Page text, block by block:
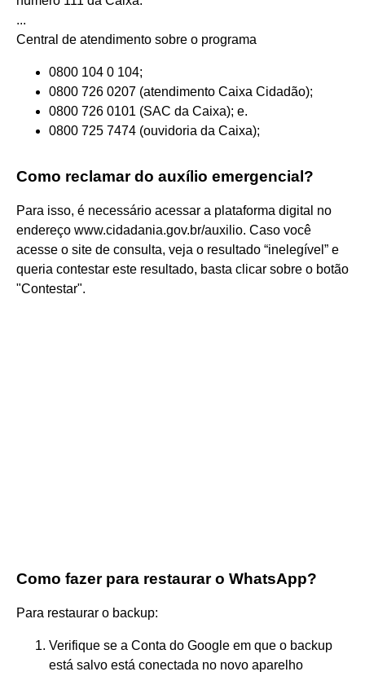
...
Central de atendimento sobre o programa
0800 104 0 104;
0800 726 0207 (atendimento Caixa Cidadão);
0800 726 0101 (SAC da Caixa); e.
0800 725 7474 (ouvidoria da Caixa);
Como reclamar do auxílio emergencial?
Para isso, é necessário acessar a plataforma digital no
endereço www.cidadania.gov.br/auxilio. Caso você
acesse o site de consulta, veja o resultado “inelegível” e
queria contestar este resultado, basta clicar sobre o botão
"Contestar".
Como fazer para restaurar o WhatsApp?
Para restaurar o backup:
Verifique se a Conta do Google em que o backup
está salvo está conectada no novo aparelho